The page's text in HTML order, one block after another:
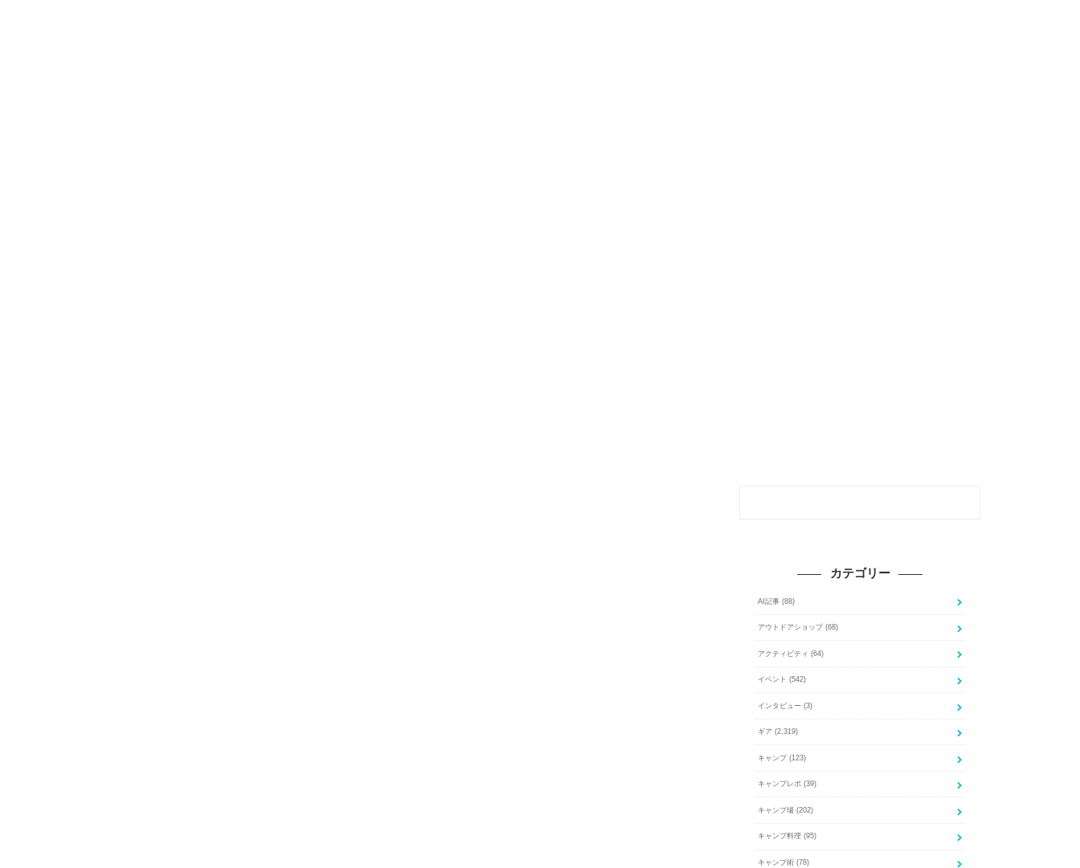
カテゴリー
AI記事 (88)
アウトドアショップ (68)
アクティビティ (64)
イベント (542)
インタビュー (3)
ギア (2,319)
キャンプ (123)
キャンプレポ (39)
キャンプ場 (202)
キャンプ料理 (95)
キャンプ術 (78)